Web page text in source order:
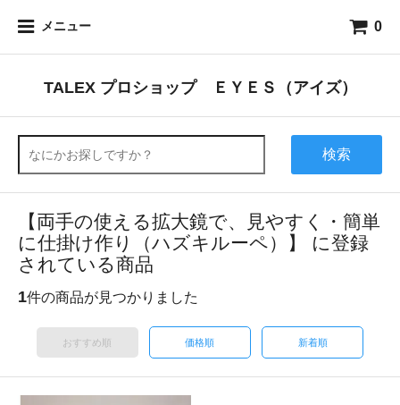
メニュー 0
TALEX プロショップ ＥＹＥＳ（アイズ）
検索
【両手の使える拡大鏡で、見やすく・簡単
に仕掛け作り（ハズキルーペ）】 に登録
されている商品
1件の商品が見つかりました
おすすめ順 価格順 新着順